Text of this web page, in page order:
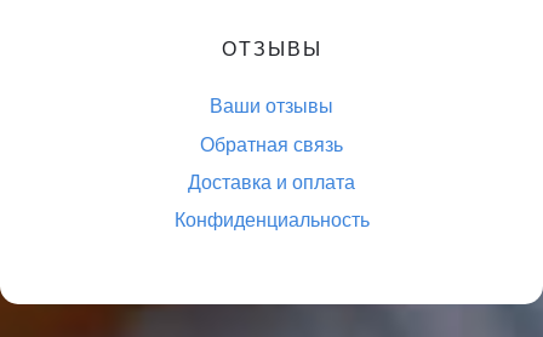
ОТЗЫВЫ
Ваши отзывы
Обратная связь
Доставка и оплата
Конфиденциальность